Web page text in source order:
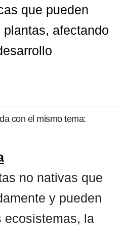
que pueden
afectando
con el mismo tema:
no nativas que
y pueden
ecosistemas, la